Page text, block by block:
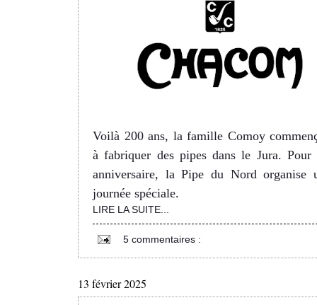
Voilà 200 ans, la famille Comoy
à fabriquer des pipes dans le Jura. Pour
anniversaire, la Pipe du Nord organise
journée spéciale.
LIRE LA SUITE...
5 commentaires :
13 février 2025